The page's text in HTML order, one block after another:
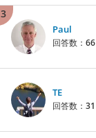
3
Paul
回答数： 66
TE
回答数： 31